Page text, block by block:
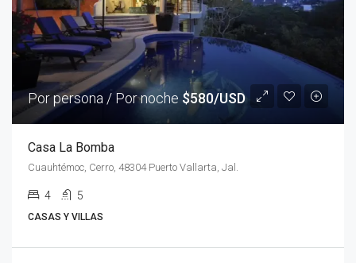
Por persona / Por noche $580/USD
Casa La Bomba
Cuauhtémoc, Cerro, 48304 Puerto Vallarta, Jal.
4 5
CASAS Y VILLAS